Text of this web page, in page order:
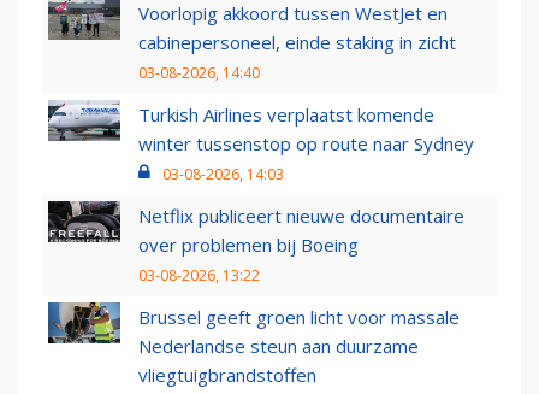
Voorlopig akkoord tussen WestJet en
cabinepersoneel, einde staking in zicht
03-08-2026, 14:40
Turkish Airlines verplaatst komende
winter tussenstop op route naar Sydney
03-08-2026, 14:03
Netflix publiceert nieuwe documentaire
over problemen bij Boeing
03-08-2026, 13:22
Brussel geeft groen licht voor massale
Nederlandse steun aan duurzame
vliegtuigbrandstoffen